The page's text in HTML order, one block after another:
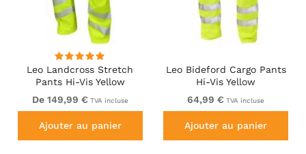
Leo Landcross Stretch
Pants Hi-Vis Yellow
De 149,99 € TVA incluse
Ajouter au panier
Leo Bideford Cargo Pants
Hi-Vis Yellow
64,99 € TVA incluse
Ajouter au panier